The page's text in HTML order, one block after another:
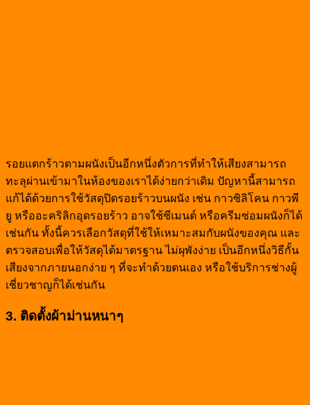
รอยแตกร้าวตามผนังเป็นอีกหนึ่งตัวการที่ทำให้เสียงสามารถ
ทะลุผ่านเข้ามาในห้องของเราได้ง่ายกว่าเดิม ปัญหานี้สามารถ
แก้ได้ด้วยการใช้วัสดุปิดรอยร้าวบนผนัง เช่น กาวซิลิโคน กาวพี
ยู หรืออะคริลิกอุดรอยร้าว อาจใช้ซีเมนต์ หรือครีมซ่อมผนังก็ได้
เช่นกัน ทั้งนี้ควรเลือกวัสดุที่ใช้ให้เหมาะสมกับผนังของคุณ และ
ตรวจสอบเพื่อให้วัสดุได้มาตรฐาน ไม่ผุพังง่าย เป็นอีกหนึ่งวิธีกั้น
เสียงจากภายนอกง่าย ๆ ที่จะทำด้วยตนเอง หรือใช้บริการช่างผู้
เชี่ยวชาญก็ได้เช่นกัน
3. ติดตั้งผ้าม่านหนาๆ